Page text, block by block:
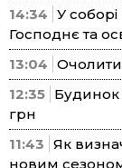
14:34 У
Господнє та
13:04 Очолити
12:35 Будинок
грн
11:43 Як
новим